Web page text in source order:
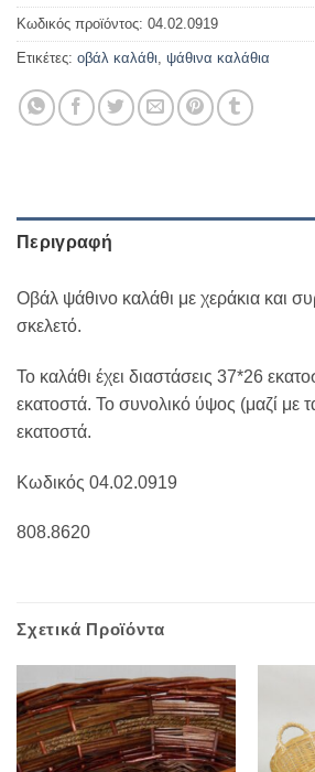
Κωδικός προϊόντος: 04.02.0919
Ετικέτες: οβάλ καλάθι, ψάθινα καλάθια
Περιγραφή
Οβάλ ψάθινο καλάθι με χεράκια και
σκελετό.
Το καλάθι έχει διαστάσεις 37*26
εκατοστά. Το συνολικό ύψος (μαζί με
εκατοστά.
Κωδικός 04.02.0919
808.8620
Σχετικά Προϊόντα